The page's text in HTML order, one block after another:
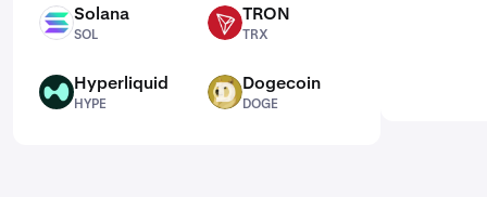
SOL Solana
SOL
TRX TRON
TRX
HYPE Hyperliquid
HYPE
DOGE Dogecoin
DOGE